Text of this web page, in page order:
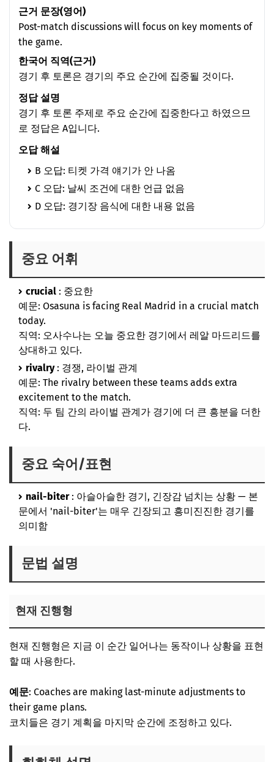
근거 문장(영어)
Post-match discussions will focus on key moments of
the game.
한국어 직역(근거)
경기 후 토론은 경기의 주요 순간에 집중될 것이다.
정답 설명
경기 후 토론 주제로 주요 순간에 집중한다고 하였으므
로 정답은 A입니다.
오답 해설
B 오답: 티켓 가격 얘기가 안 나옴
C 오답: 날씨 조건에 대한 언급 없음
D 오답: 경기장 음식에 대한 내용 없음
중요 어휘
crucial : 중요한
예문: Osasuna is facing Real Madrid in a crucial match
today.
직역: 오사수나는 오늘 중요한 경기에서 레알 마드리드를
상대하고 있다.
rivalry: 경쟁, 라이벌 관계
예문: The rivalry between these teams adds extra
excitement to the match.
직역: 두 팀 간의 라이벌 관계가 경기에 더 큰 흥분을 더한
다.
중요 숙어/표현
nail-biter: 아슬아슬한 경기, 긴장감 넘치는 상황 — 본
문에서 'nail-biter'는 매우 긴장되고 흥미진진한 경기를
의미함
문법 설명
현재 진행형
현재 진행형은 지금 이 순간 일어나는 동작이나 상황을 표현
할 때 사용한다.
예문: Coaches are making last-minute adjustments to
their game plans.
코치들은 경기 계획을 마지막 순간에 조정하고 있다.